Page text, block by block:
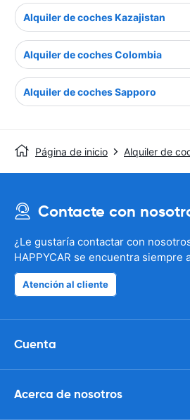
Alquiler de coches Kazajistan
Alquiler de coches Colombia
Alquiler de coches Sapporo
Página de inicio Alquiler de
Contacte con
¿Le gustaría contactar con
HAPPYCAR se encuentra siempre
Atención al cliente
Cuenta
Acerca de nosotros